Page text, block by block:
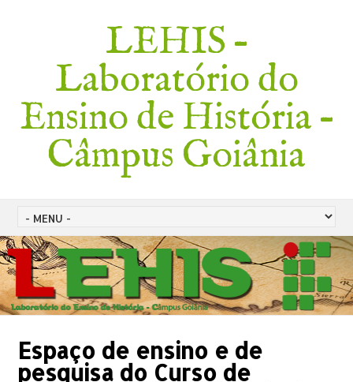
LEHIS –
Laboratório do
Ensino de História –
Câmpus Goiânia
Espaço de ensino e de
pesquisa do Curso de